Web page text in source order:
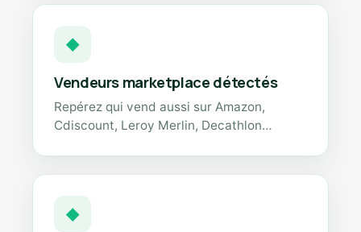
◆
Vendeurs marketplace détectés
Repérez qui vend aussi sur Amazon,
Cdiscount, Leroy Merlin, Decathlon…
◆